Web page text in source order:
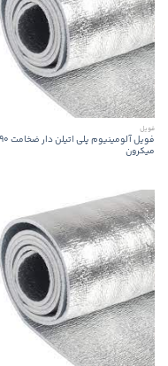
فویل
فویل آلومینیوم پلی
میکرون